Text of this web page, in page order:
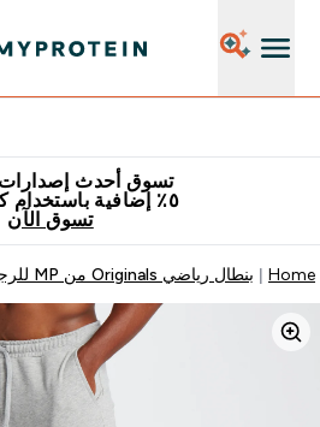
تسوق أحدث إصدارات
٥٪ إضافية باستخدام كود محدود
تسوق الآن
Home بنطال رياضي Originals من MP للرجال - لون رمادي جيري كلاسيكي